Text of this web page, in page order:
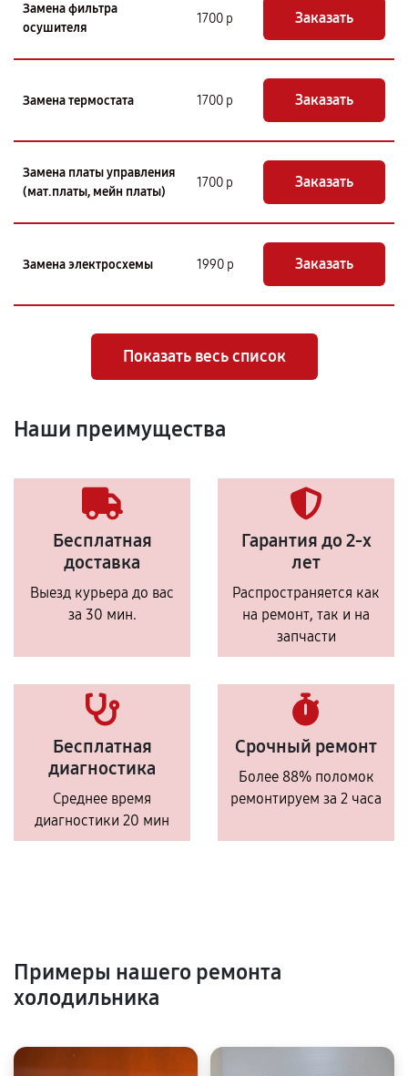
Замена фильтра
осушителя
1700 р Заказать
Замена термостата 1700 р Заказать
Замена платы управления
(мат.платы, мейн платы)
1700 р Заказать
Замена электросхемы 1990 р Заказать
Показать весь список
Наши преимущества
Бесплатная
доставка
Выезд курьера до вас
за 30 мин.
Гарантия до 2-х
лет
Распространяется как
на ремонт, так и на
запчасти
Бесплатная
диагностика
Среднее время
диагностики 20 мин
Срочный ремонт
Более 88% поломок
ремонтируем за 2 часа
Примеры нашего ремонта
холодильника